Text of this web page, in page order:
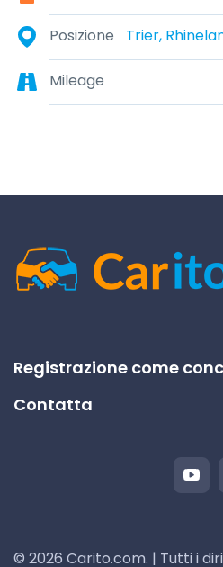
Posizione Trier,
Mileage
Registrazione come
Contatta
© 2026 Carito.com. | Tutti i